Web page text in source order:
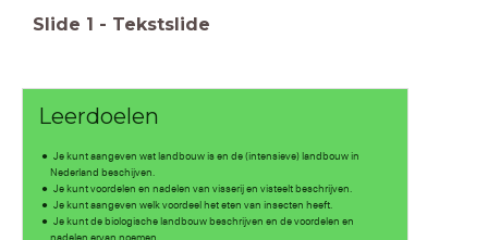
Slide 1 - Tekstslide
Leerdoelen
Je kunt aangeven wat landbouw is en de (intensieve) landbouw in
Nederland beschijven.
Je kunt voordelen en nadelen van visserij en visteelt beschrijven.
Je kunt aangeven welk voordeel het eten van insecten heeft.
Je kunt de biologische landbouw beschrijven en de voordelen en